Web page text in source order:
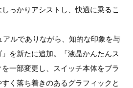
っかりアシストし、快適に乗るこ
アルでありながら、知的な印象を与
を新たに追加。「液晶かんたんス
一部変更し、スイッチ本体をブラ
く落ち着きのあるグラフィックと